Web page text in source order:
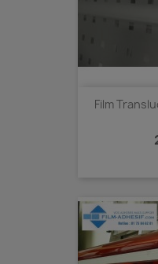
Film